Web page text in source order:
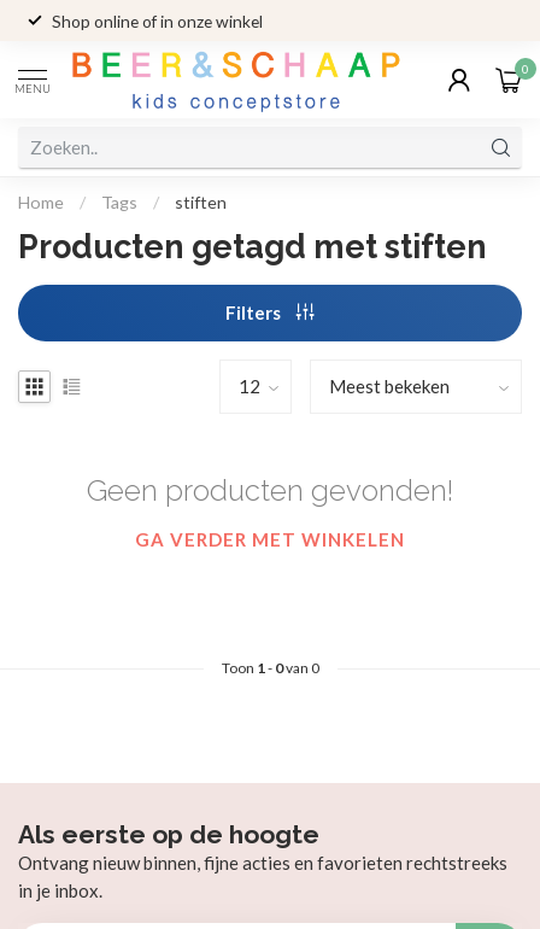
Shop online of in onze winkel
MENU
0
Home / Tags / stiften
Producten getagd met stiften
Filters
Geen producten gevonden!
GA VERDER MET WINKELEN
Toon 1- 0van 0
Als eerste op de hoogte
Ontvang nieuw binnen, fijne acties en favorieten rechtstreeks
in je inbox.